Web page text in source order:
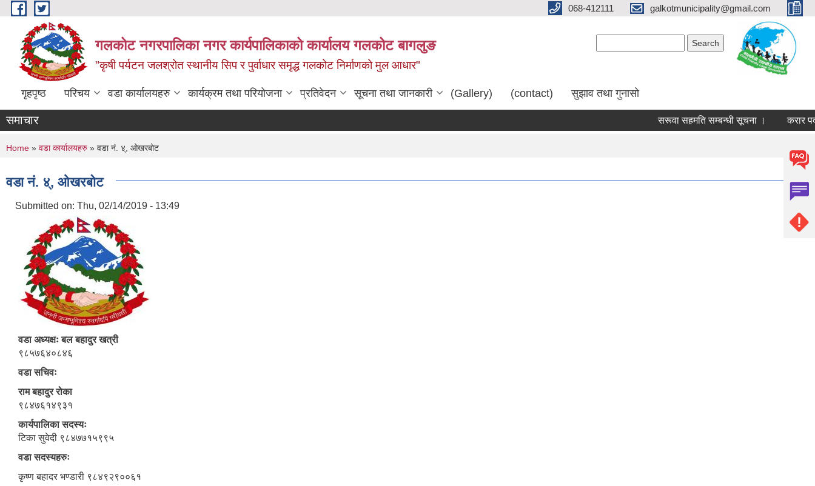
Skip to main content 068-412111 galkotmunicipality@gmail.com
गलकोट नगरपालिका नगर कार्यपालिकाको कार्यालय गलकोट बागलुङ
"कृषी पर्यटन जलश्रोत स्थानीय सिप र पुर्वाधार समृद्ध गलकोट निर्माणको मुल आधार"
गृहपृष्ठ परिचय वडा कार्यालयहरु कार्यक्रम तथा परियोजना प्रतिवेदन सूचना तथा जानकारी (Gallery) (contact) सुझाव तथा गुनासो
समाचार सरूवा सहमति सम्बन्धी सूचना । करार
You are here
Home » वडा कार्यालयहरु » वडा नं. ४्, ओखरबोट
वडा नं. ४्, ओखरबोट
Submitted on: Thu, 02/14/2019 - 13:49
वडा अध्यक्षः बल बहादुर खत्री
९८५७६४०८४६
वडा सचिवः
राम बहादुर रोका
९८४७६१४९३१
कार्यपालिका सदस्यः
टिका सुवेदी ९८४७७१५९९५
वडा सदस्यहरुः
कृष्ण बहादर भण्डारी ९८४९२९००६१